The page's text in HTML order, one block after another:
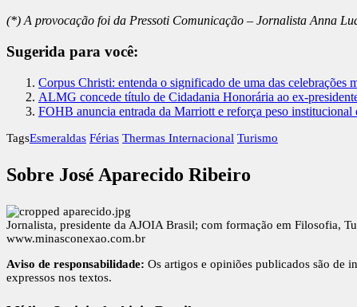
(*) A provocação foi da Pressoti Comunicação – Jornalista Anna
Sugerida para você:
Corpus Christi: entenda o significado de uma das celebrações
ALMG concede título de Cidadania Honorária ao ex-
FOHB anuncia entrada da Marriott e reforça peso institucional
TagsEsmeraldas Férias Thermas Internacional Turismo
Sobre José Aparecido Ribeiro
Jornalista, presidente da AJOIA Brasil; com formação em Filosofia,
www.minasconexao.com.br
Aviso de responsabilidade: Os artigos e opiniões publicados são de
expressos nos textos.